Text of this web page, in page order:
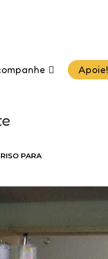
Apoie!
PARA